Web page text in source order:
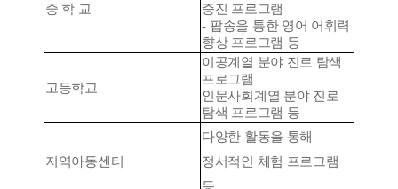
중 학 교
증진 프로그램
- 팝송을 통한 영어 어휘력
향상 프로그램 등
고등학교
이공계열 분야 진로 탐색
프로그램
인문사회계열 분야 진로
탐색 프로그램 등
지역아동센터
다양한 활동을 통해
정서적인 체험 프로그램